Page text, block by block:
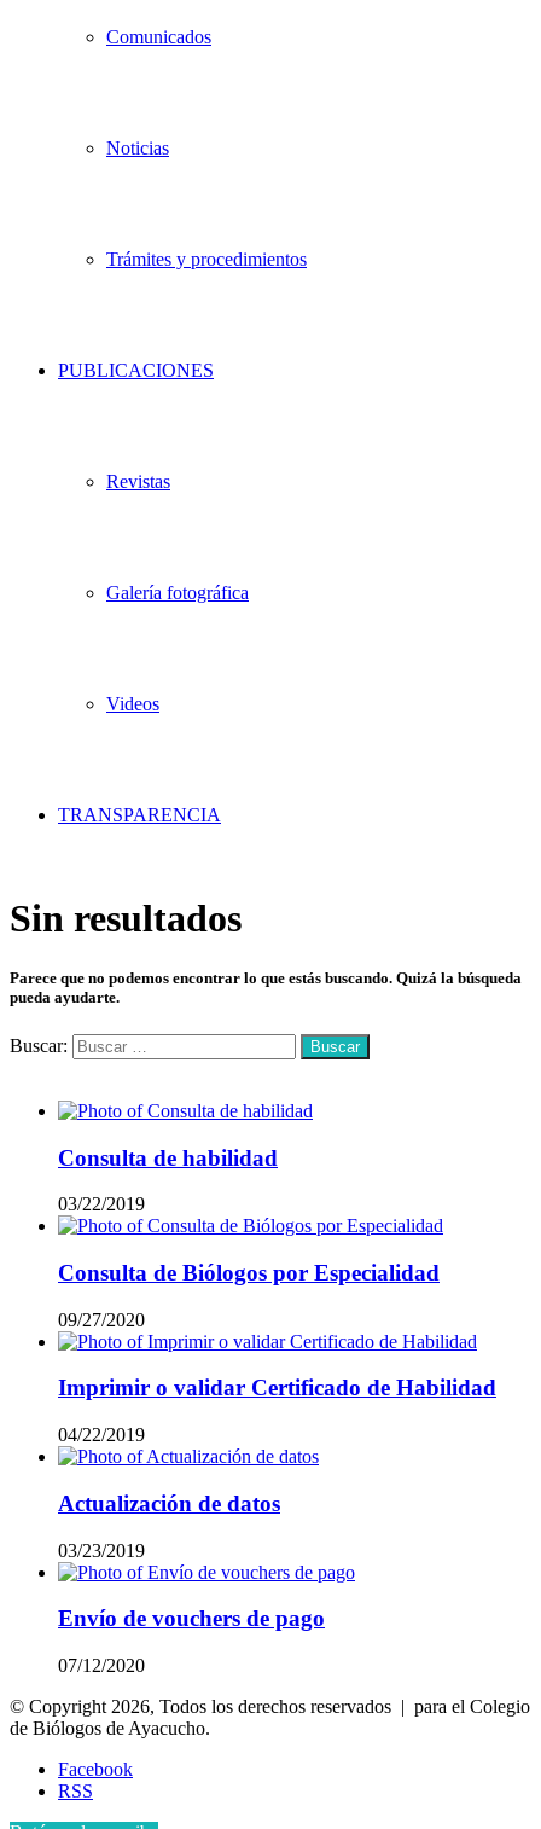
Comunicados
Noticias
Trámites y procedimientos
PUBLICACIONES
Revistas
Galería fotográfica
Videos
TRANSPARENCIA
Sin resultados
Parece que no podemos encontrar lo que estás buscando. Quizá la búsqueda
pueda ayudarte.
Buscar:
Consulta de habilidad
03/22/2019
Consulta de Biólogos por Especialidad
09/27/2020
Imprimir o validar Certificado de Habilidad
04/22/2019
Actualización de datos
03/23/2019
Envío de vouchers de pago
07/12/2020
© Copyright 2026, Todos los derechos reservados | para el Colegio
de Biólogos de Ayacucho.
Facebook
RSS